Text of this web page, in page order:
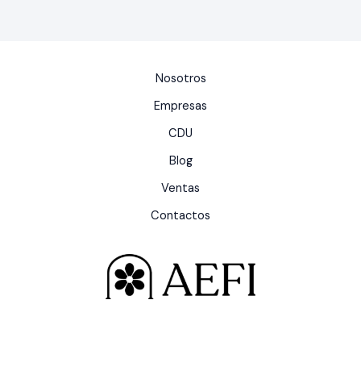
Nosotros
Empresas
CDU
Blog
Ventas
Contactos